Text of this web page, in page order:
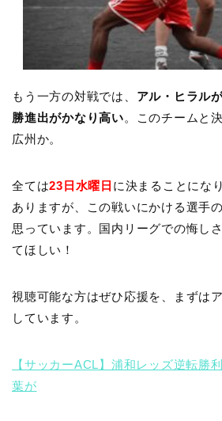
もう一方の対戦では、 アル・ヒラル
勝進出がかなり高い。このチームと
広州か。
全ては23日水曜日 に決まることにな
ありますが、この戦いにかける選手
思っています。国内リーグでの悔し
てほしい！
視聴可能な方はぜひ応援を、まずは
しています。
【サッカーACL】浦和レッズ逆転勝
葉が